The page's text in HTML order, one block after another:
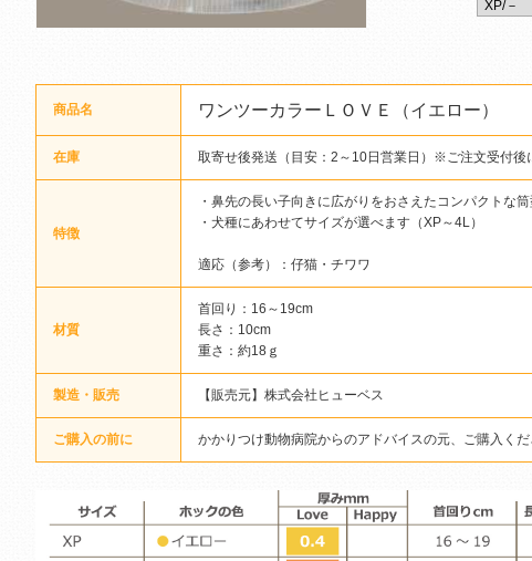
商品名 ワンツーカラーＬＯＶＥ（イエロー）
在庫 取寄せ後発送（目安：2～10日営業日）※ご注文受付後
特徴
・鼻先の長い子向きに広がりをおさえたコンパクトな
・犬種にあわせてサイズが選べます（XP～4L）
適応（参考）：仔猫・チワワ
材質
首回り：16～19cm
長さ：10cm
重さ：約18ｇ
製造・販売 【販売元】株式会社ヒューベス
ご購入の前に かかりつけ動物病院からのアドバイスの元、ご購入く